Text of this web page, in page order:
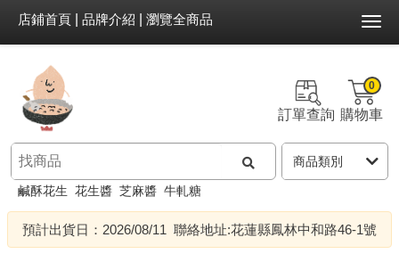
店鋪首頁 品牌介紹 瀏覽全商品
鹹酥花生 花生醬 芝麻醬 牛軋糖
訂單查詢
0
購物車
預計出貨日：2026/08/11 聯絡地址:花蓮縣鳳林中和路46-1號